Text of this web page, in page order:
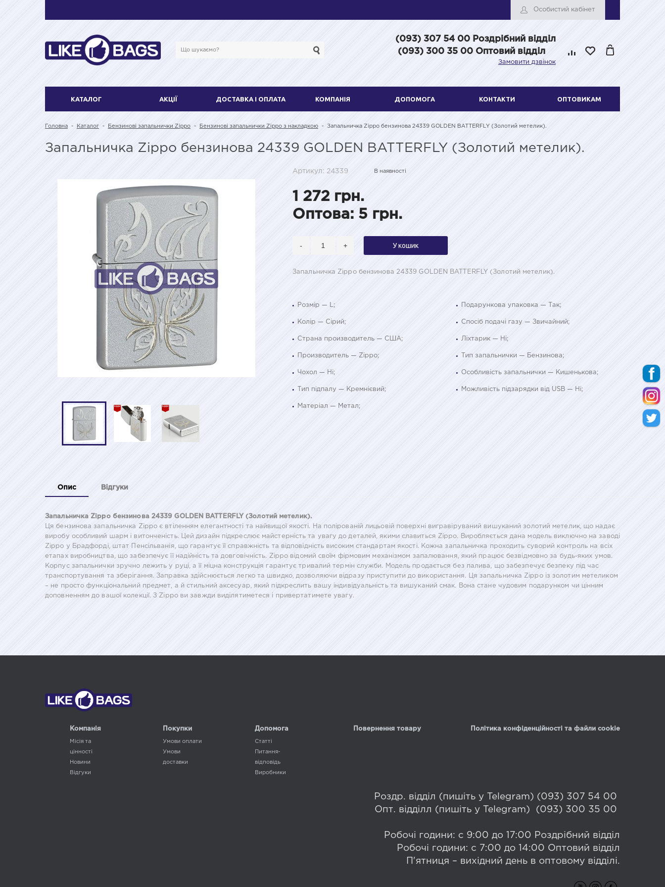
Особистий кабінет
(093) 307 54 00 Роздрібний відділ
(093) 300 35 00 Оптовий відділ
Замовити дзвінок
КАТАЛОГ АКЦІЇ ДОСТАВКА І ОПЛАТА КОМПАНІЯ ДОПОМОГА КОНТАКТИ ОПТОВИКАМ
Головна - Каталог - Бензинові запальнички Zippo - Бензинові запальнички Zippo з накладкою - Запальничка Zippo бензинова 24339 GOLDEN BATTERFLY (Золотий метелик).
Запальничка Zippo бензинова 24339 GOLDEN BATTERFLY (Золотий метелик).
Артикул: 24339 В наявності
1 272 грн.
Оптова: 5 грн.
- + У кошик
Запальничка Zippo бензинова 24339 GOLDEN BATTERFLY (Золотий метелик).
Розмір — L; Подарункова упаковка — Так;
Колір — Сірий; Спосіб подачі газу — Звичайний;
Страна производитель — США; Ліхтарик — Ні;
Производитель — Zippo; Тип запальнички — Бензинова;
Чохол — Ні; Особливість запальнички — Кишенькова;
Тип підпалу — Кремнієвий; Можливість підзарядки від USB — Ні;
Матеріал — Метал;
Опис Відгуки
Запальничка Zippo бензинова 24339 GOLDEN BATTERFLY (Золотий метелик).
Ця бензинова запальничка Zippo є втіленням елегантності та найвищої якості. На полірованій лицьовій поверхні вигравіруваний вишуканий золотий метелик, що надає
виробу особливий шарм і витонченість. Цей дизайн підкреслює майстерність та увагу до деталей, якими славиться Zippo. Виробляється дана модель виключно на заводі
Zippo у Брадфорді, штат Пенсільванія, що гарантує її справжність та відповідність високим стандартам якості. Кожна запальничка проходить суворий контроль на всіх
етапах виробництва, що забезпечує її надійність та довговічність. Zippo відомий своїм фірмовим механізмом запалювання, який працює безвідмовно за будь-яких умов.
Корпус запальнички зручно лежить у руці, а її міцна конструкція гарантує тривалий термін служби. Модель продається без палива, що забезпечує безпеку під час
транспортування та зберігання. Заправка здійснюється легко та швидко, дозволяючи відразу приступити до використання. Ця запальничка Zippo із золотим метеликом
– не просто функціональний предмет, а й стильний аксесуар, який підкреслить вашу індивідуальність та вишуканий смак. Вона стане чудовим подарунком чи цінним
доповненням до вашої колекції. З Zippo ви завжди виділятиметеся і привертатимете увагу.
Компанія
Місія та
цінності
Новини
Відгуки
Покупки
Умови оплати
Умови
доставки
Допомога
Статті
Питання-
відповідь
Виробники
Повернення товару Політика конфіденційності та файли cookie
Роздр. відділ (пишіть у Telegram) (093) 307 54 00
Опт. відділл (пишіть у Telegram) (093) 300 35 00
Робочі години: с 9:00 до 17:00 Роздрібний відділ
Робочі години: с 7:00 до 14:00 Оптовий відділ
П'ятниця – вихідний день в оптовому відділі.